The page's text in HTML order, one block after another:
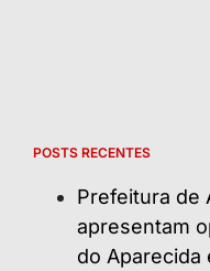
POSTS RECENTES
Prefeitura de
apresentam
do Aparecida